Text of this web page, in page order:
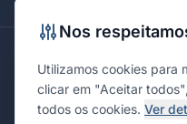
MaringáCuritibaSão Paulo
Florianópolis BrasíliaJoinville
Nos
Utilizamos cookies para
clicar em "Aceitar
todos os cookies. Ver